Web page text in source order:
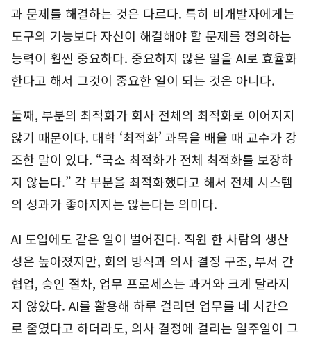
과 문제를 해결하는 것은 다르다. 특히 비개발자에게는
도구의 기능보다 자신이 해결해야 할 문제를 정의하는
능력이 훨씬 중요하다. 중요하지 않은 일을 AI로 효율화
한다고 해서 그것이 중요한 일이 되는 것은 아니다.
둘째, 부분의 최적화가 회사 전체의 최적화로 이어지지
않기 때문이다. 대학 ‘최적화’ 과목을 배울 때 교수가 강
조한 말이 있다. “국소 최적화가 전체 최적화를 보장하
지 않는다.” 각 부분을 최적화했다고 해서 전체 시스템
의 성과가 좋아지지는 않는다는 의미다.
AI 도입에도 같은 일이 벌어진다. 직원 한 사람의 생산
성은 높아졌지만, 회의 방식과 의사 결정 구조, 부서 간
협업, 승인 절차, 업무 프로세스는 과거와 크게 달라지
지 않았다. AI를 활용해 하루 걸리던 업무를 네 시간으
로 줄였다고 하더라도, 의사 결정에 걸리는 일주일이 그